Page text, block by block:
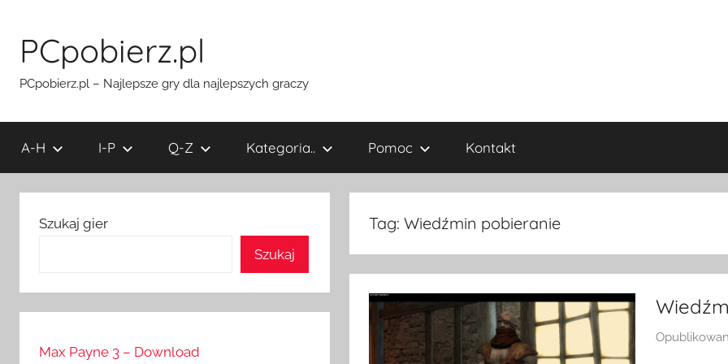
treściPCpobierz.pl
PCpobierz.pl – Najlepsze gry dla najlepszych graczy
A-H I-P Q-Z Kategoria.. Pomoc Kontakt
Tag: Wiedźmin pobieranie
Szukaj gier
Szukaj
Max Payne 3 – Download